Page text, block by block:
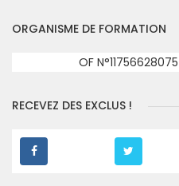
ORGANISME DE FORMATION
OF
RECEVEZ DES EXCLUS !